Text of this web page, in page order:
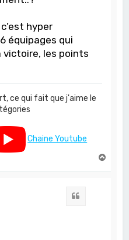
hyper
équipages qui
victoire, les points
ce qui fait que j'aime le
Chaine Youtube